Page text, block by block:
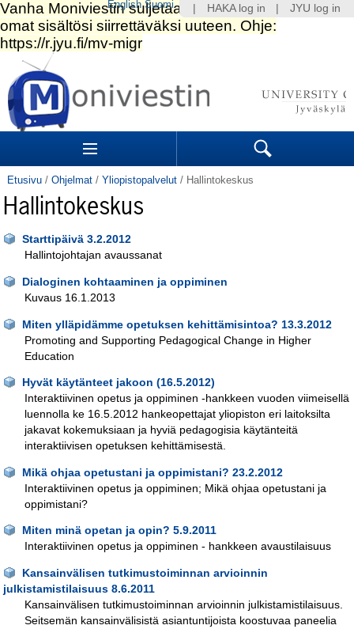
Siirry
sisältöön.
|
Siirry
navigointiin
Sections Search
Etusivu / Ohjelmat / Yliopistopalvelut / Hallintokeskus
Hallintokeskus
Starttipäivä 3.2.2012
Hallintojohtajan avaussanat
Dialoginen kohtaaminen ja oppiminen
Kuvaus 16.1.2013
Miten ylläpidämme opetuksen kehittämisintoa? 13.3.2012
Promoting and Supporting Pedagogical Change in Higher
Education
Hyvät käytänteet jakoon (16.5.2012)
Interaktiivinen opetus ja oppiminen -hankkeen vuoden viimeisellä
luennolla ke 16.5.2012 hankeopettajat yliopiston eri laitoksilta
jakavat kokemuksiaan ja hyviä pedagogisia käytänteitä
interaktiivisen opetuksen kehittämisestä.
Mikä ohjaa opetustani ja oppimistani? 23.2.2012
Interaktiivinen opetus ja oppiminen; Mikä ohjaa opetustani ja
oppimistani?
Miten minä opetan ja opin? 5.9.2011
Interaktiivinen opetus ja oppiminen - hankkeen avaustilaisuus
Kansainvälisen tutkimustoiminnan arvioinnin
julkistamistilaisuus 8.6.2011
Kansainvälisen tutkimustoiminnan arvioinnin julkistamistilaisuus.
Seitsemän kansainvälisistä asiantuntijoista koostuvaa paneelia
HAKA log in JYU log in
English Suomi